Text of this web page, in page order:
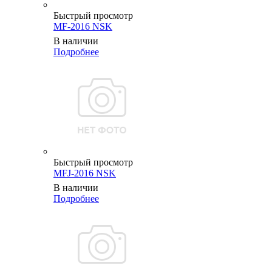
Быстрый просмотр
MF-2016 NSK
В наличии
Подробнее
Быстрый просмотр
MFJ-2016 NSK
В наличии
Подробнее